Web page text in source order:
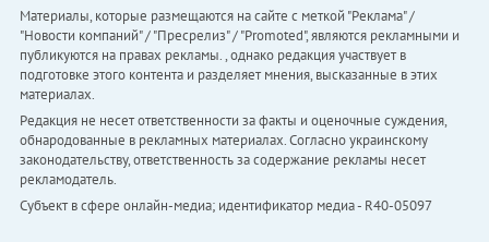
Материалы, которые размещаются на сайте с меткой "Реклама" /
"Новости компаний" / "Пресрелиз" / "Promoted", являются рекламными и
публикуются на правах рекламы. , однако редакция участвует в
подготовке этого контента и разделяет мнения, высказанные в этих
материалах.
Редакция не несет ответственности за факты и оценочные суждения,
обнародованные в рекламных материалах. Согласно украинскому
законодательству, ответственность за содержание рекламы несет
рекламодатель.
Субъект в сфере онлайн-медиа; идентификатор медиа - R40-05097